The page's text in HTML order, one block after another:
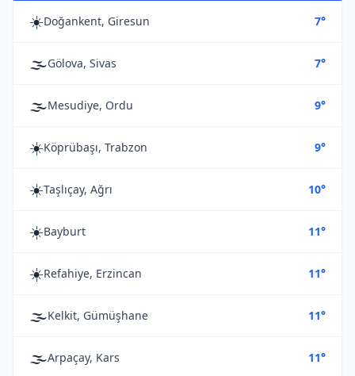
☀️Doğankent, Giresun 7°
🌫️Gölova, Sivas 7°
🌫️Mesudiye, Ordu 9°
☀️Köprübaşı, Trabzon 9°
☀️Taşlıçay, Ağrı 10°
☀️Bayburt 11°
☀️Refahiye, Erzincan 11°
🌫️Kelkit, Gümüşhane 11°
🌫️Arpaçay, Kars 11°